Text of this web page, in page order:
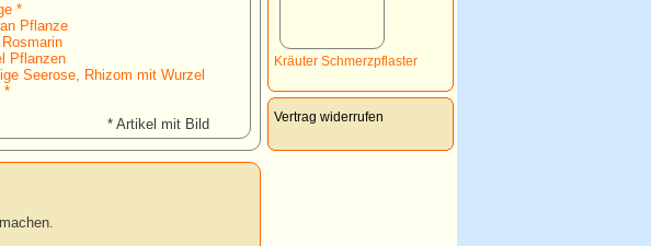
*
Pflanze
Pflanzen
Seerose, Rhizom mit Wurzel
*
* Artikel mit Bild
Kräuter Schmerzpflaster
Vertrag widerrufen